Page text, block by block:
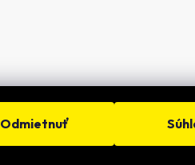
Odmietnuť